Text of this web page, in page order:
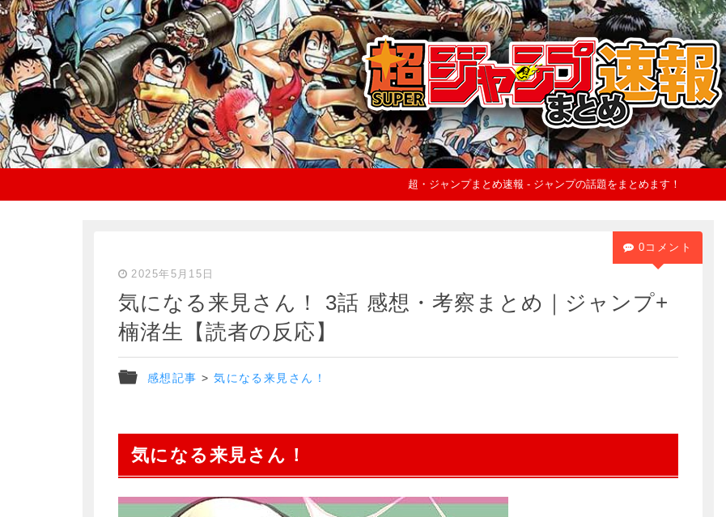
超・ジャンプまとめ速報 - ジャンプの話題をまとめます！
2025年5月15日
気になる来見さん！ 3話 感想・考察まとめ｜ジャンプ+
楠渚生【読者の反応】
感想記事 >気になる来見さん！
0コメント
気になる来見さん！